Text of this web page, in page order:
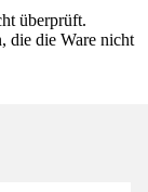
überprüft.
die die Ware nicht